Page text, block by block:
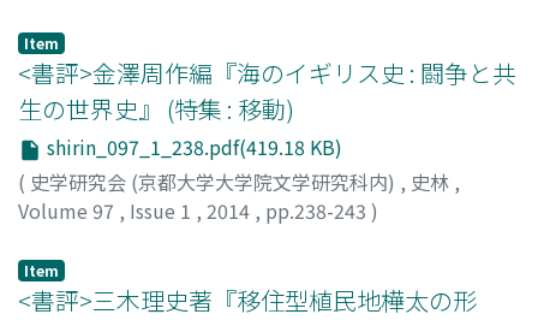
住宅用地が域内のほとんどを占め、施設用地確保が経済的
に合理的でない場合もある。また、単に廃棄物を減容して
埋め立てるのでなく、焼却時に発生する熱を効率よく利用
するためには、単独市町村以上の人ロを対象とすることが
必要であり、再生原料として生産活動に用いるためには、
収集した「物」の越境は不可避である。このように近年増
加している「ごみの移動」の問題点と今後のあり方につい
Item
<書評>金澤周作編『海のイギリス史 : 闘争と共
生の世界史』 (特集 : 移動)
shirin_097_1_238.pdf(419.18 KB)
( 史学研究会 (京都大学大学院文学研究科内) , 史林 ,
Volume 97 , Issue 1 , 2014 , pp.238-243 )
Item
<書評>三木理史著『移住型植民地樺太の形